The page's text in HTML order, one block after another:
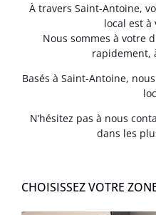
À travers Saint-Antoine,
local est à
Nous sommes à votre
rapidement,
Basés à Saint-Antoine,
N’hésitez pas à nous
dans les
CHOISISSEZ VOTRE